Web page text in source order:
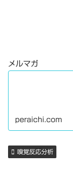
メルマガ
peraichi.com
嗅覚反応分析